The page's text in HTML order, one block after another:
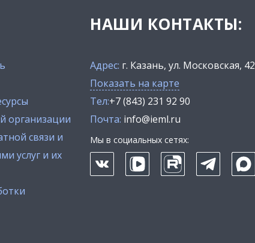
организации
связи и
услуг и их
НАШИ КОНТАКТЫ:
Адрес: г. Казань, ул. Московская, 42
Показать на карте
Тел:+7 (843) 231 92 90
Почта: info@ieml.ru
Мы в социальных сетях: